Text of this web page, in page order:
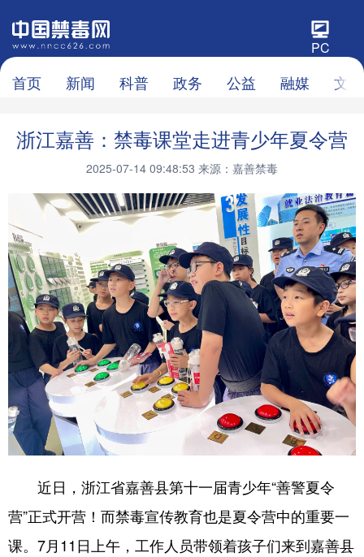
PC
首页 新闻 科普 政务 公益 融媒 文化
浙江嘉善：禁毒课堂走进青少年夏令营
2025-07-14 09:48:53 来源：嘉善禁毒
近日，浙江省嘉善县第十一届青少年“善警夏令
营”正式开营！而禁毒宣传教育也是夏令营中的重要一
课。7月11日上午，工作人员带领着孩子们来到嘉善县